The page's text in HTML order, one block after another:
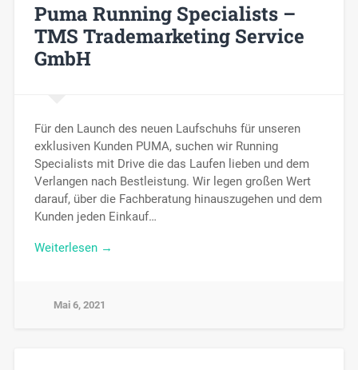
Puma Running Specialists –
TMS Trademarketing Service
GmbH
Für den Launch des neuen Laufschuhs für unseren
exklusiven Kunden PUMA, suchen wir Running
Specialists mit Drive die das Laufen lieben und dem
Verlangen nach Bestleistung. Wir legen großen Wert
darauf, über die Fachberatung hinauszugehen und dem
Kunden jeden Einkauf…
Weiterlesen →
Mai 6, 2021